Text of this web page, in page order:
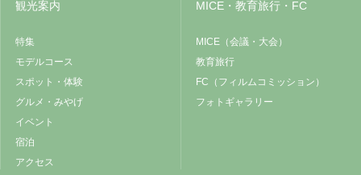
観光案内
特集
モデルコース
スポット・体験
グルメ・みやげ
イベント
宿泊
アクセス
MICE・教育旅行・FC
MICE（会議・大会）
教育旅行
FC（フィルムコミッション）
フォトギャラリー